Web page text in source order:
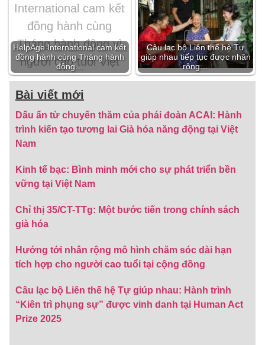
HelpAge International cam kết
đồng hành cùng Tháng hành
động…
Câu lạc bộ Liên thế hệ Tự
giúp nhau tiếp tục được nhân
rộng…
Bài viết mới
Dấu ấn từ chuyến thăm của phái đoàn ACAI: Hành
trình kiến tạo tương lai Già hóa năng động tại Việt
Nam
Kinh tế bạc: Bình minh mới cho sự phát triển bền
vững tại Việt Nam
Chỉ thị 35/CT-TTg: Một bước tiến trong chính sách
già hóa
Hướng tới nhân rộng mô hình chăm sóc dài hạn
tích hợp cho người cao tuổi tại cộng đồng
Câu lạc bộ Liên thế hệ Tự giúp nhau: Hành trình
“Kiên trì phụng sự” được vinh danh tại Human Act
Prize 2025